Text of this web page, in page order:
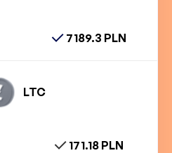
7189.3 PLN
LTC
171.18 PLN